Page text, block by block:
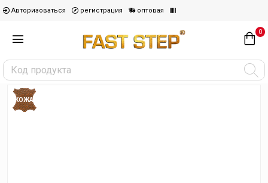
Авторизоваться регистрация оптовая
0
КОЖА